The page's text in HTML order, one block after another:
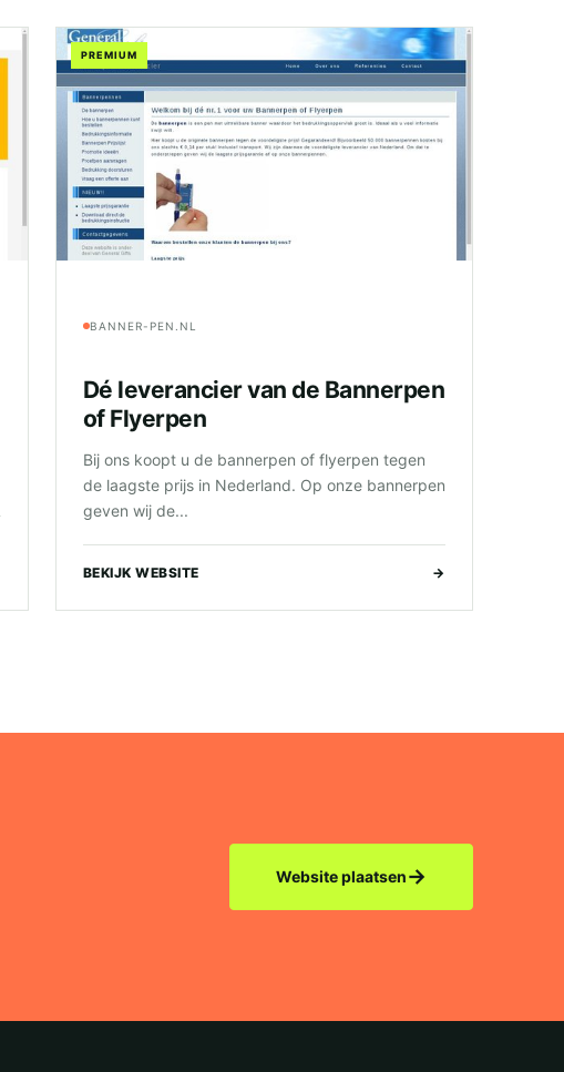
PREMIUM
BANNER-PEN.NL
Dé leverancier van de Bannerpen
of Flyerpen
Bij ons koopt u de bannerpen of flyerpen tegen
de laagste prijs in Nederland. Op onze bannerpen
geven wij de...
BEKIJK WEBSITE →
Website plaatsen→